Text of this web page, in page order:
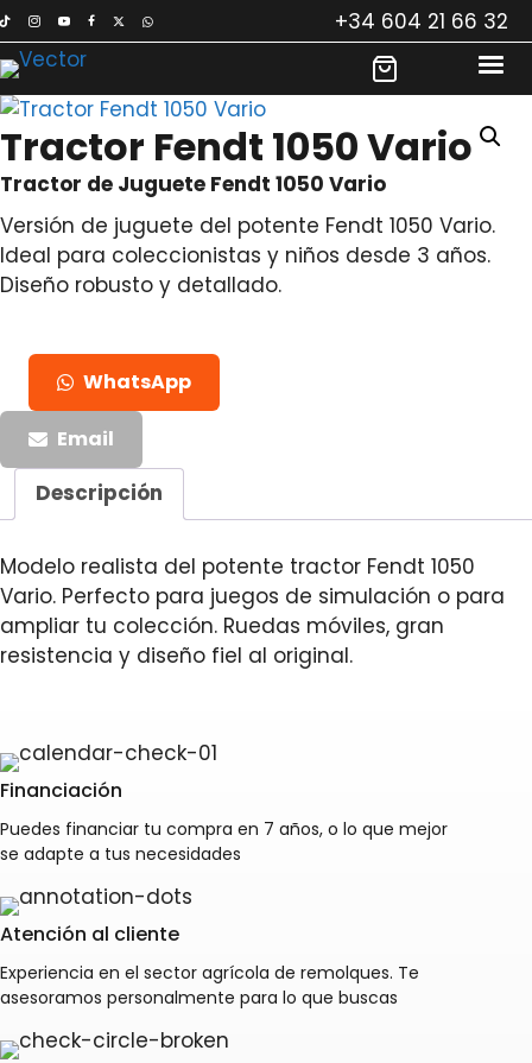
Saltar
al
contenido
+34 604 21 66 32
Tractor Fendt 1050 Vario
Tractor de Juguete Fendt 1050 Vario
Versión de juguete del potente Fendt 1050 Vario.
Ideal para coleccionistas y niños desde 3 años.
Diseño robusto y detallado.
WhatsApp
Email
Descripción
Modelo realista del potente tractor Fendt 1050
Vario. Perfecto para juegos de simulación o para
ampliar tu colección. Ruedas móviles, gran
resistencia y diseño fiel al original.
Financiación
Puedes financiar tu compra en 7 años, o lo que mejor
se adapte a tus necesidades
Atención al cliente
Experiencia en el sector agrícola de remolques. Te
asesoramos personalmente para lo que buscas